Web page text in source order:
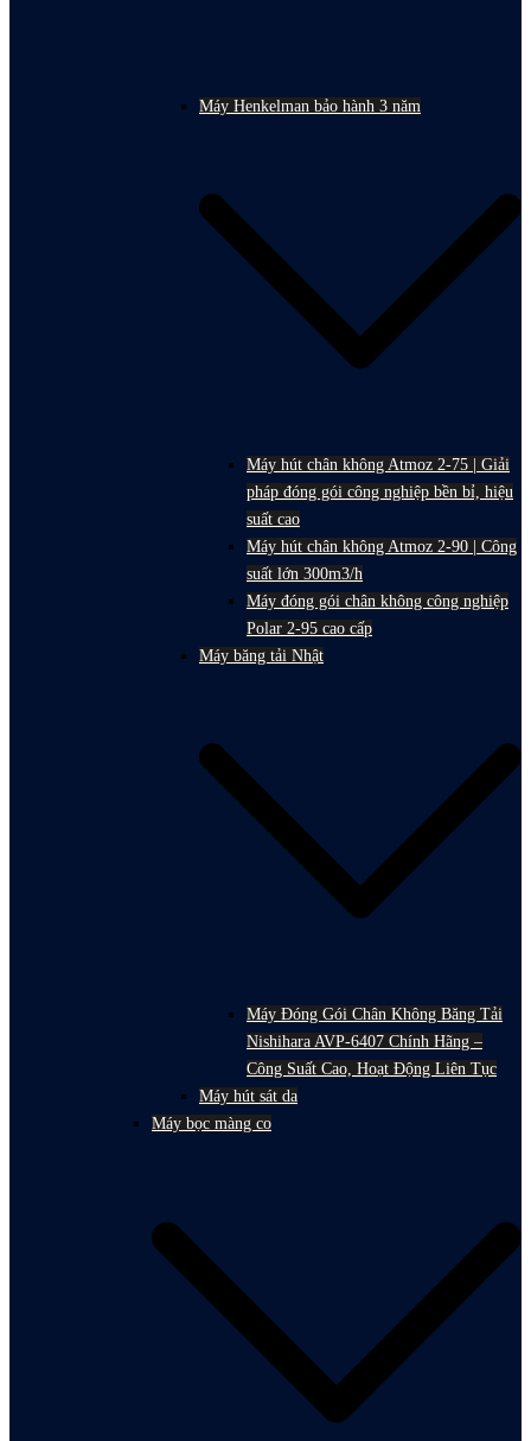
Máy Henkelman bảo hành 3 năm
Máy hút chân không Atmoz 2-75 | Giải
pháp đóng gói công nghiệp bền bỉ, hiệu
suất cao
Máy hút chân không Atmoz 2-90 | Công
suất lớn 300m3/h
Máy đóng gói chân không công nghiệp
Polar 2-95 cao cấp
Máy băng tải Nhật
Máy Đóng Gói Chân Không Băng Tải
Nishihara AVP-6407 Chính Hãng –
Công Suất Cao, Hoạt Động Liên Tục
Máy hút sát da
Máy bọc màng co